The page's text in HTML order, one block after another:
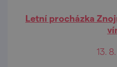
Letní procházka
13.